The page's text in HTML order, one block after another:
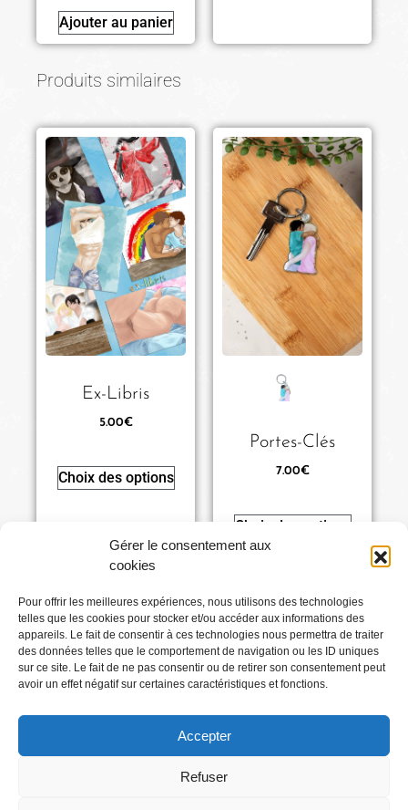
Gérer le consentement aux
cookies
Pour offrir les meilleures expériences, nous utilisons des technologies
telles que les cookies pour stocker et/ou accéder aux informations des
appareils. Le fait de consentir à ces technologies nous permettra de traiter
des données telles que le comportement de navigation ou les ID uniques
sur ce site. Le fait de ne pas consentir ou de retirer son consentement peut
avoir un effet négatif sur certaines caractéristiques et fonctions.
Accepter
Refuser
Ajouter au panier
Produits similaires
Ex-Libris
5.00€
Choix des options
Portes-Clés
7.00€
Choix des options
Conditions générales
Mentions légales
Où Me Trouver ?